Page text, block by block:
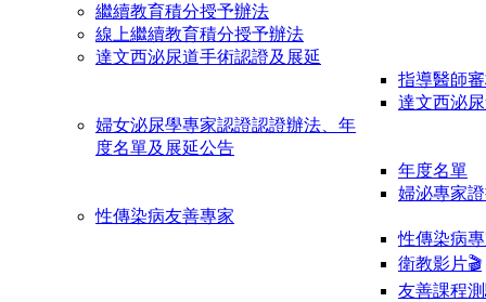
繼續教育積分授予辦法
線上繼續教育積分授予辦法
達文西泌尿道手術認證及展延
指導醫師
達文西泌
婦女泌尿學專家認證認證辦法、年
度名單及展延公告
年度名單
婦泌專家
性傳染病友善專家
性傳染病
衛教影片🎬
友善課程